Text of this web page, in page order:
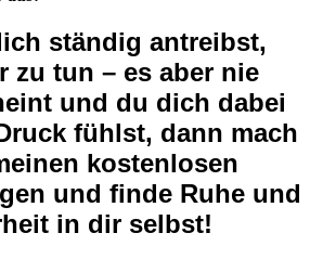
ständig antreibst,
zu tun – es aber nie
und du dich dabei
fühlst, dann mach
kostenlosen
und finde Ruhe und
in dir selbst!